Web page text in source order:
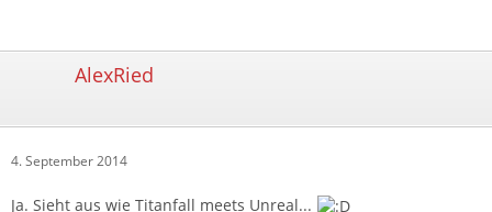
AlexRied
4. September 2014
Ja. Sieht aus wie Titanfall meets Unreal...